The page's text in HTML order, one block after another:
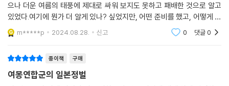
으나 더운 여름의 태풍에 제대로 싸워 보지도 못하고 패배한 것으로 알고
있었다.여기에 뭔가 더 알게 있나? 싶었지만, 어떤 준비를 했고, 어떻게 상
륙해서 싸우고 패배를 했는지가 나름 기술되어 있다.일본에서는 이걸로 게
임으로도 만
m*****p 2024.08.28. 신고 0 댓글0
종이책 구매
여몽연합군의 일본정벌